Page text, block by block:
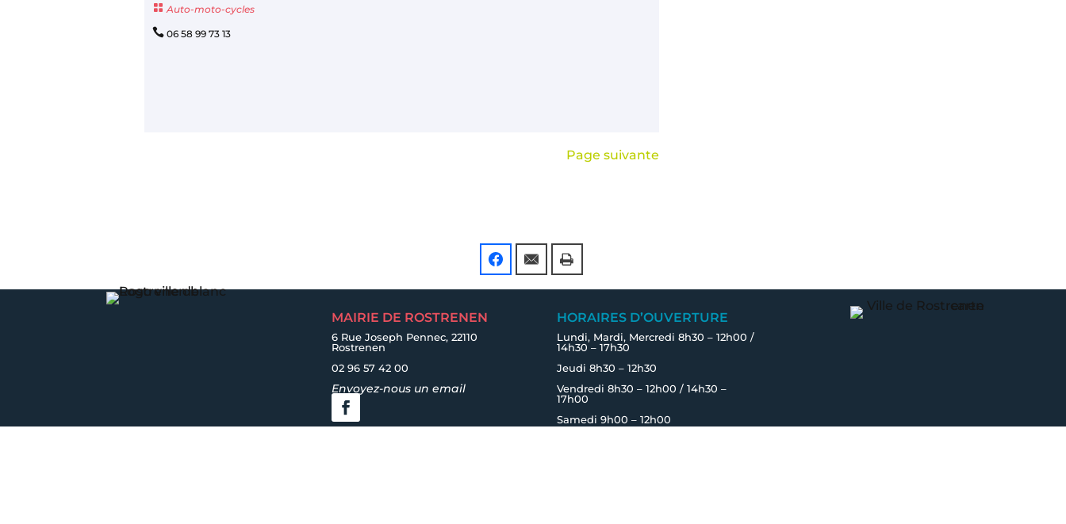
 Auto-moto-cycles
 06 58 99 73 13
Page suivante
MAIRIE DE ROSTRENEN
6 Rue Joseph Pennec, 22110
Rostrenen
02 96 57 42 00
Envoyez-nous un email
HORAIRES D’OUVERTURE
Lundi, Mardi, Mercredi 8h30 – 12h00 /
14h30 – 17h30
Jeudi 8h30 – 12h30
Vendredi 8h30 – 12h00 / 14h30 –
17h00
Samedi 9h00 – 12h00